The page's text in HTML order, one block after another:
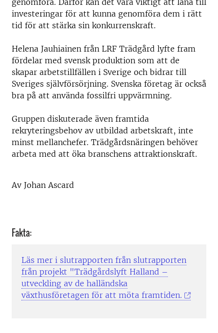
genomföra. Därför kan det vara viktigt att låna till
investeringar för att kunna genomföra dem i rätt
tid för att stärka sin konkurrenskraft.
Helena Jauhiainen från LRF Trädgård lyfte fram
fördelar med svensk produktion som att de
skapar arbetstillfällen i Sverige och bidrar till
Sveriges självförsörjning. Svenska företag är också
bra på att använda fossilfri uppvärmning.
Gruppen diskuterade även framtida
rekryteringsbehov av utbildad arbetskraft, inte
minst mellanchefer. Trädgårdsnäringen behöver
arbeta med att öka branschens attraktionskraft.
Av Johan Ascard
Fakta:
Läs mer i slutrapporten från slutrapporten
från projekt "Trädgårdslyft Halland –
utveckling av de halländska
växthusföretagen för att möta framtiden.